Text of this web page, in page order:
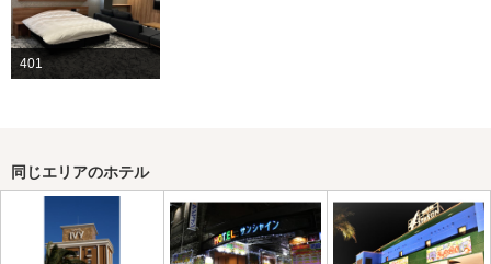
401
同じエリアのホテル